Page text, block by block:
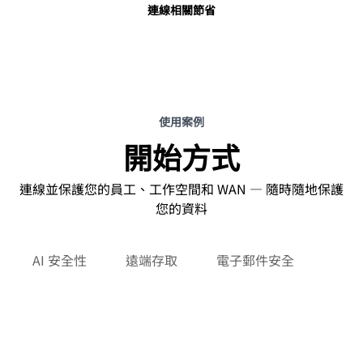
連線相關節省
使用案例
開始方式
連線並保護您的員工、工作空間和 WAN — 隨時隨地保護
您的資料
AI 安全性 遠端存取 電子郵件安全